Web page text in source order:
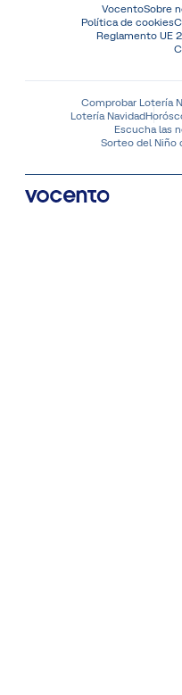
VocentoSobre
Política de cookies
Reglamento UE
Comprobar Lotería
Lotería Navidad
Escucha las
Sorteo del Niño